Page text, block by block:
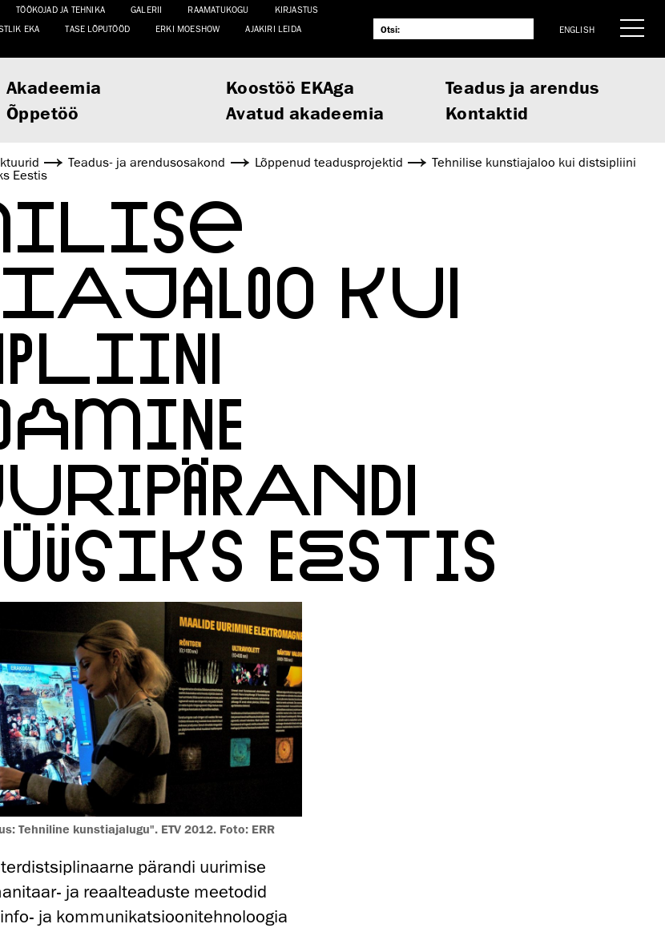
TÖÖKOJAD JA TEHNIKA GALERII RAAMATUKOGU
KIRJASTUS
EKA TASE LÕPUTÖÖD ERKI MOESHOW
AJAKIRI LEIDA
ENGLISH
Akadeemia Koostöö EKAga
Teadus ja arendus
Õppetöö Avatud akadeemia Kontaktid
Teadus- ja arendusosakond Lõppenud teadusprojektid
Tehnilise kunstiajaloo kui distsipliini
Eestis
KUI
EESTIS
Tehniline kunstiajalugu". ETV 2012. Foto: ERR
pärandi uurimise
ja reaalteaduste meetodid
ja kommunikatsioonitehnoloogia